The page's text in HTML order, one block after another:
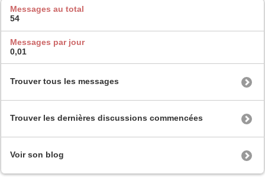
Messages au total
54
Messages par jour
0,01
Trouver tous les messages
Trouver les dernières discussions commencées
Voir son blog